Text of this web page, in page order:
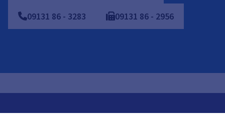
09131 86 - 3283 09131 86 - 2956